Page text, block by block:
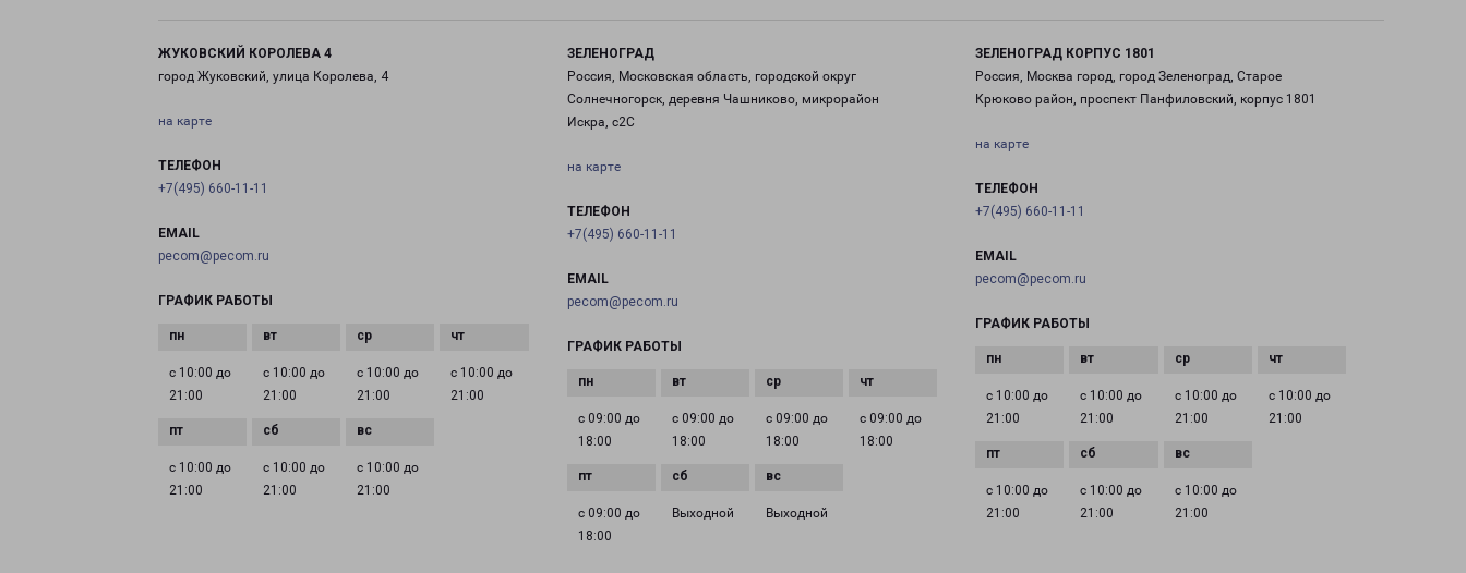
ЖУКОВСКИЙ КОРОЛЕВА 4
город Жуковский, улица Королева, 4
на карте
ТЕЛЕФОН
+7(495) 660-11-11
EMAIL
pecom@pecom.ru
ГРАФИК РАБОТЫ
с 10:00 до
21:00
с 10:00 до
21:00
с 10:00 до
21:00
с 10:00 до
21:00
с 10:00 до
21:00
с 10:00 до
21:00
с 10:00 до
21:00
ЗЕЛЕНОГРАД
Россия, Московская область, городской округ
Солнечногорск, деревня Чашниково, микрорайон
Искра, с2С
на карте
ТЕЛЕФОН
+7(495) 660-11-11
EMAIL
pecom@pecom.ru
ГРАФИК РАБОТЫ
с 09:00 до
18:00
с 09:00 до
18:00
с 09:00 до
18:00
с 09:00 до
18:00
с 09:00 до
18:00
Выходной Выходной
ЗЕЛЕНОГРАД КОРПУС 1801
Россия, Москва город, город Зеленоград, Старое
Крюково район, проспект Панфиловский, корпус 1801
на карте
ТЕЛЕФОН
+7(495) 660-11-11
EMAIL
pecom@pecom.ru
ГРАФИК РАБОТЫ
с 10:00 до
21:00
с 10:00 до
21:00
с 10:00 до
21:00
с 10:00 до
21:00
с 10:00 до
21:00
с 10:00 до
21:00
с 10:00 до
21:00